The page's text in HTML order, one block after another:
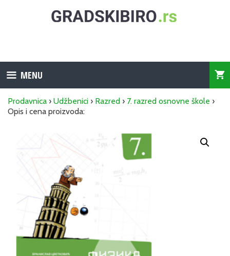
MENU
Prodavnica › Udžbenici › Razred › 7. razred osnovne škole ›
Opis i cena proizvoda: